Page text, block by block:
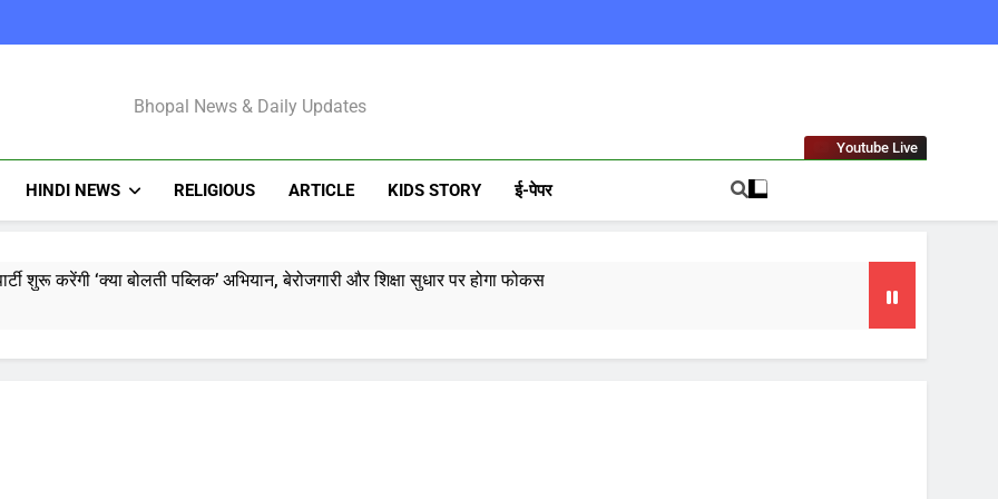
Bhopal Latest News In Hindi
Bhopal News & Daily Updates
Youtube Live
HINDI NEWS RELIGIOUS ARTICLE KIDS STORY ई-पेपर
शुरू करेंगी ‘क्या बोलती पब्लिक’ अभियान, बेरोजगारी और शिक्षा सुधार पर होगा फोकस